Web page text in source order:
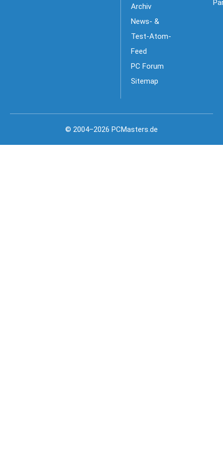
Archiv
News- &
Test-Atom-
Feed
PC Forum
Sitemap
© 2004–2026 PCMasters.de